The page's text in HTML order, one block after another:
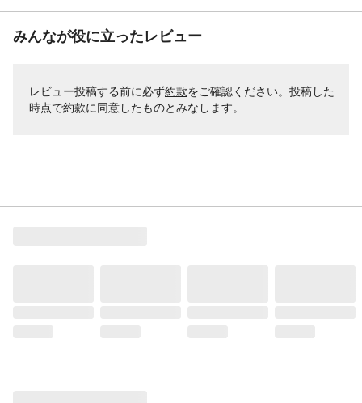
みんなが役に立ったレビュー
レビュー投稿する前に必ず約款をご確認ください。投稿した
時点で約款に同意したものとみなします。